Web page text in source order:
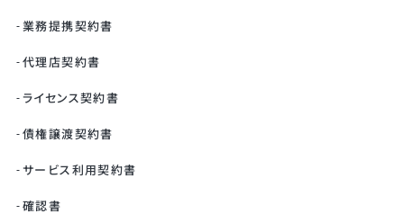
業務提携契約書
代理店契約書
ライセンス契約書
債権譲渡契約書
サービス利用契約書
確認書